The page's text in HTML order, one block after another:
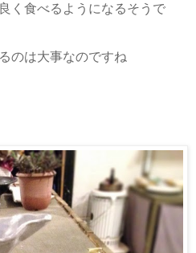
く食べるようになるそうで
のは大事なのですね